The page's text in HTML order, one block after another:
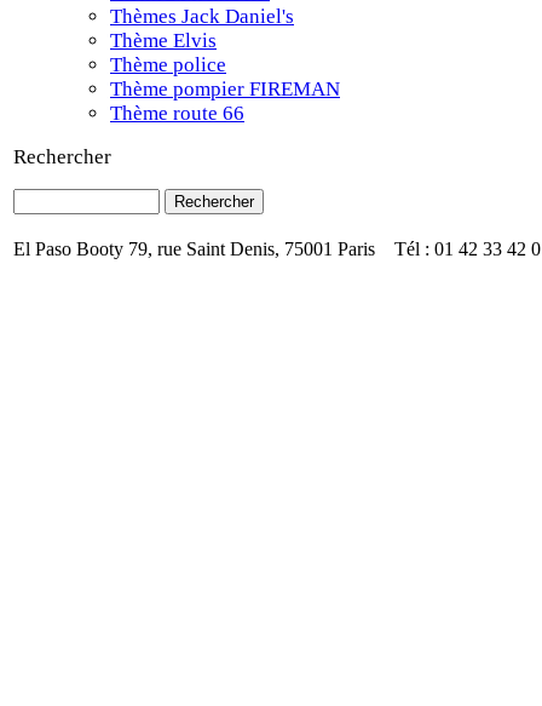
Thèmes Jack Daniel's
Thème Elvis
Thème police
Thème pompier FIREMAN
Thème route 66
Rechercher
El Paso Booty 79, rue Saint Denis, 75001 Paris Tél : 01 42 33 42